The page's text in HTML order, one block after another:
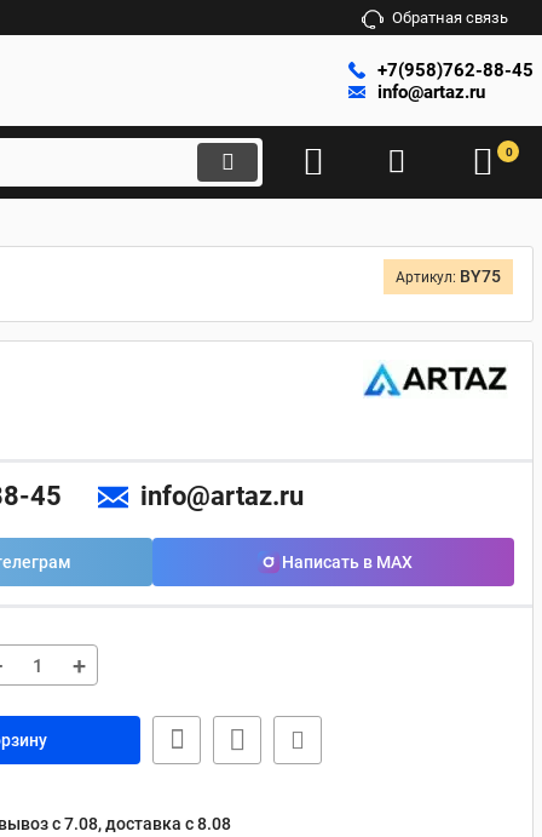
Обратная связь
+7(958)762-88-45
info@artaz.ru
0
Артикул: BY75
45 info@artaz.ru
Написать в MAX
+
с 7.08, доставка c 8.08